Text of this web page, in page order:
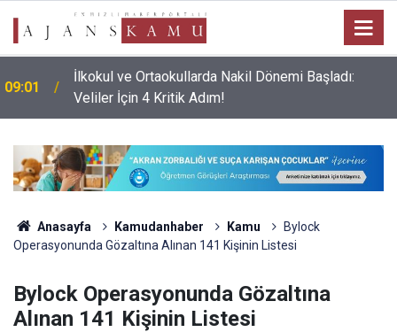
09:01
İlkokul ve Ortaokullarda Nakil Dönemi Başladı:
Veliler İçin 4 Kritik Adım!
Anasayfa Kamudanhaber Kamu
Bylock
Operasyonunda Gözaltına Alınan 141 Kişinin Listesi
Bylock Operasyonunda Gözaltına
Alınan 141 Kişinin Listesi